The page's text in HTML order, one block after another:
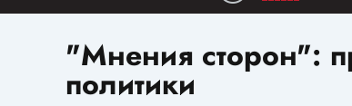
"Мнения сторон":
политики